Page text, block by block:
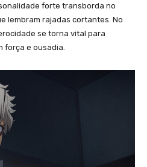
forte transborda no
lembram rajadas cortantes. No
se torna vital para
força e ousadia.